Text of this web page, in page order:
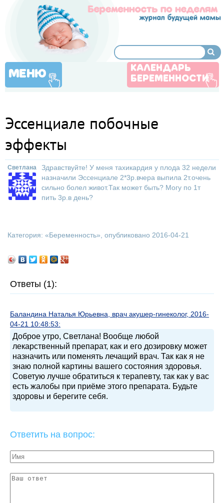
МЕНЮ
КАЛЕНДАРЬ
БЕРЕМЕННОСТИ
Эссенциале побочные
эффекты
Светлана
Здравствуйте! У меня тахикардия у плода 32 недели
назначили Эссенциале 2*3р.вчера выпила 2т.очень
сильно болел живот.Так может быть? Могу по 1т
пить 3р.в день?
Категория: «Беременность», опубликовано 2016-04-21
Ответы (1):
Баландина Наталья Юрьевна, врач акушер-гинеколог, 2016-
04-21 10:48:53:
Доброе утро, Светлана! Вообще любой
лекарственный препарат, как и его дозировку может
назначить или поменять лечащий врач. Так как я не
знаю полной картины вашего состояния здоровья.
Советую лучше обратиться к терапевту, так как у вас
есть жалобы при приёме этого препарата. Будьте
здоровы и берегите себя.
Ответить на вопрос: